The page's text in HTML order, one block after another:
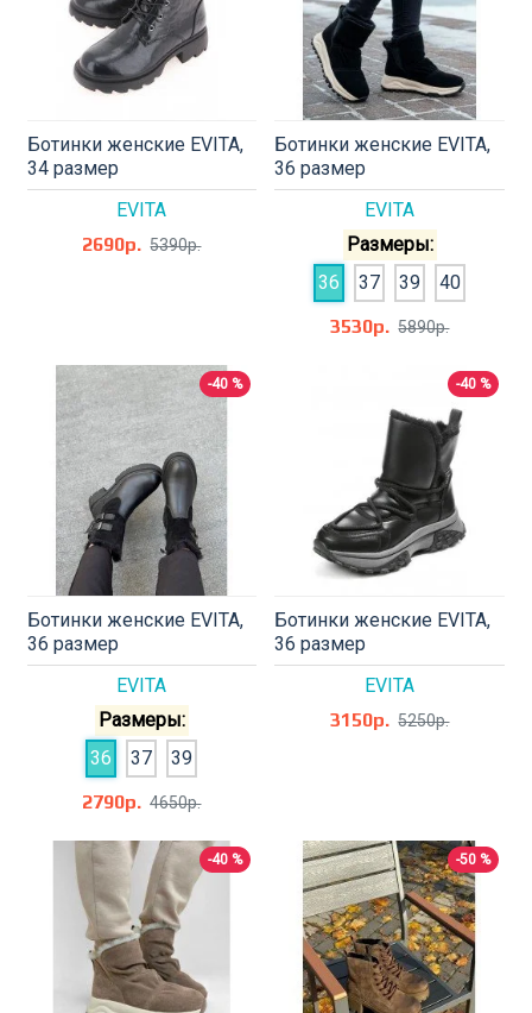
EVITA
Ботинки женские EVITA,
34 размер
2690р. 5390р.
EVITA
Ботинки женские EVITA,
36 размер
Размеры:
36
37 39
40
3530р. 5890р.
-40 %
EVITA
Ботинки женские EVITA,
36 размер
Размеры:
36
37
39
2790р. 4650р.
-40 %
EVITA
Ботинки женские EVITA,
36 размер
3150р. 5250р.
-40 % -50 %